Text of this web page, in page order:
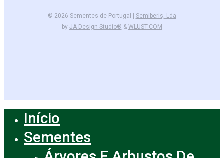
© 2026 Sementes de Portugal | Semiberis, Lda
by JA Design Studio® & WLUST.COM
Menu
Início
Sementes